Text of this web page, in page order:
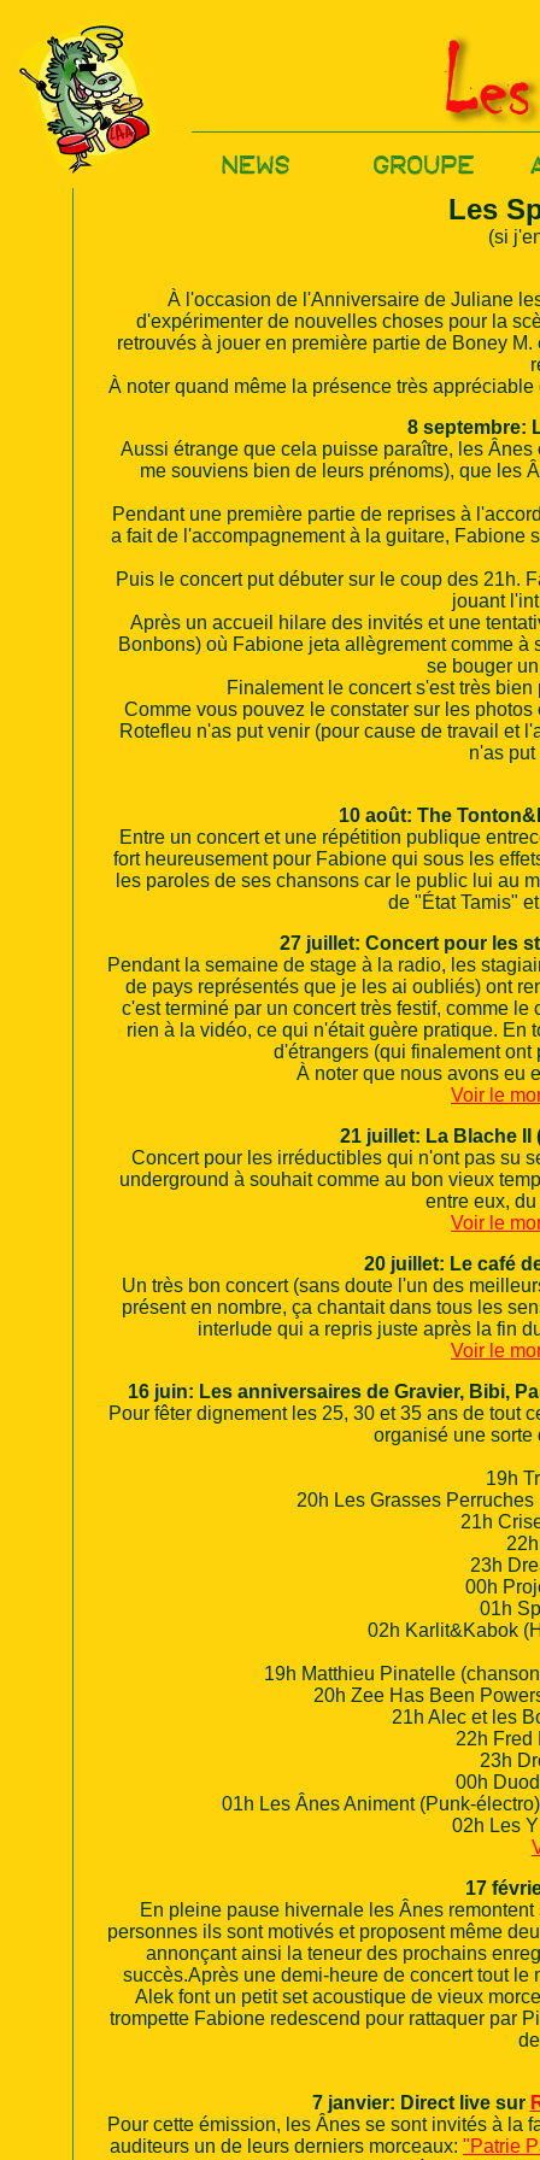
Les
(si
À l'occasion de l'Anniversaire de Juliane
d'expérimenter de nouvelles choses pour la
retrouvés à jouer en première partie de Boney
À noter quand même la présence très
8 septembre:
Aussi étrange que cela puisse paraître, les
me souviens bien de leurs prénoms), que les
Pendant une première partie de reprises à
a fait de l'accompagnement à la guitare, Fabione
Puis le concert put débuter sur le coup des 21h.
jouant
Après un accueil hilare des invités et une
Bonbons) où Fabione jeta allègrement comme
se bouger
Finalement le concert s'est très
Comme vous pouvez le constater sur les
Rotefleu n'as put venir (pour cause de travail et
n'as
10 août: The
Entre un concert et une répétition publique
fort heureusement pour Fabione qui sous les
les paroles de ses chansons car le public lui au
de "État Tamis"
27 juillet: Concert pour les
Pendant la semaine de stage à la radio, les
de pays représentés que je les ai oubliés) ont
c'est terminé par un concert très festif, comme
rien à la vidéo, ce qui n'était guère pratique. En
d'étrangers (qui finalement
À noter que nous avons eu
Voir le
21 juillet: La Blache II
Concert pour les irréductibles qui n'ont pas su
underground à souhait comme au bon vieux
entre eux,
Voir le
20 juillet: Le café
Un très bon concert (sans doute l'un des
présent en nombre, ça chantait dans tous les
interlude qui a repris juste après la fin
Voir le
16 juin: Les anniversaires de Gravier, Bibi,
Pour fêter dignement les 25, 30 et 35 ans de tout
organisé une sorte
19h
20h Les Grasses
21h
23h
00h
01h
02h Karlit&Kabok
19h Matthieu Pinatelle
20h Zee Has Been
21h Alec et les
22h Fred
23h
00h
01h Les Ânes Animent (Punk-
02h Les
17
En pleine pause hivernale les Ânes
personnes ils sont motivés et proposent même
annonçant ainsi la teneur des prochains
succès.Après une demi-heure de concert tout
Alek font un petit set acoustique de vieux
trompette Fabione redescend pour rattaquer par
7 janvier: Direct live sur
Pour cette émission, les Ânes se sont invités à la
auditeurs un de leurs derniers morceaux: "Patrie